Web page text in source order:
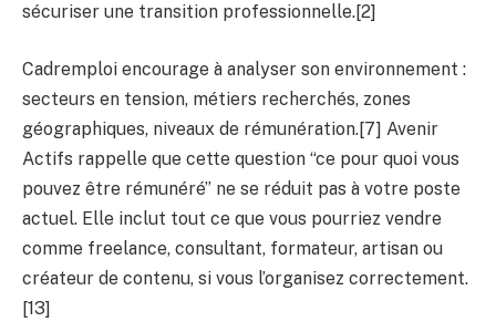
sécuriser une transition professionnelle.[2]
Cadremploi encourage à analyser son environnement :
secteurs en tension, métiers recherchés, zones
géographiques, niveaux de rémunération.[7] Avenir
Actifs rappelle que cette question “ce pour quoi vous
pouvez être rémunéré” ne se réduit pas à votre poste
actuel. Elle inclut tout ce que vous pourriez vendre
comme freelance, consultant, formateur, artisan ou
créateur de contenu, si vous l’organisez correctement.
[13]